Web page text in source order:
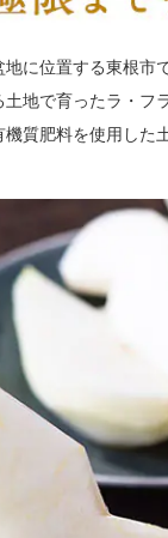
に位置する東根市
地で育ったラ・フ
質肥料を使用した